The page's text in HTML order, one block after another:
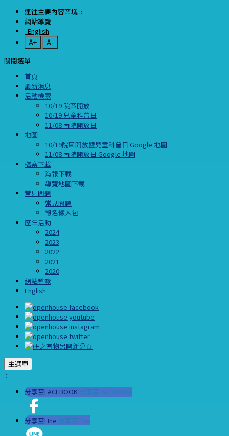
連往主要內容區塊 :::
網站導覽
English
A+
A-
關閉選單
首頁
最新消息
活動檢索
10/19 院區開放
10/19 兒童科普日
11/08 南院開放日
地圖
10/19院區開放暨兒童科普日 Google 地圖
11/08 南院開放日 Google 地圖
檔案下載
海報下載
導覽地圖下載
常見問題
常見問題
報名懶人包
歷年活動
2024
2023
2022
2021
2020
網站導覽
English
主選單
:::
分享至FACEBOOK 分享至FACEBOOK
分享至LIne 分享至LIne